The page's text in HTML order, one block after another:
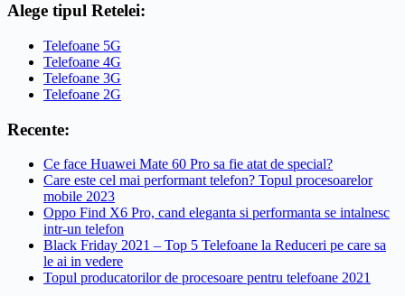
Alege tipul Retelei:
Telefoane 5G
Telefoane 4G
Telefoane 3G
Telefoane 2G
Recente:
Ce face Huawei Mate 60 Pro sa fie atat de special?
Care este cel mai performant telefon? Topul procesoarelor
mobile 2023
Oppo Find X6 Pro, cand eleganta si performanta se intalnesc
intr-un telefon
Black Friday 2021 – Top 5 Telefoane la Reduceri pe care sa
le ai in vedere
Topul producatorilor de procesoare pentru telefoane 2021